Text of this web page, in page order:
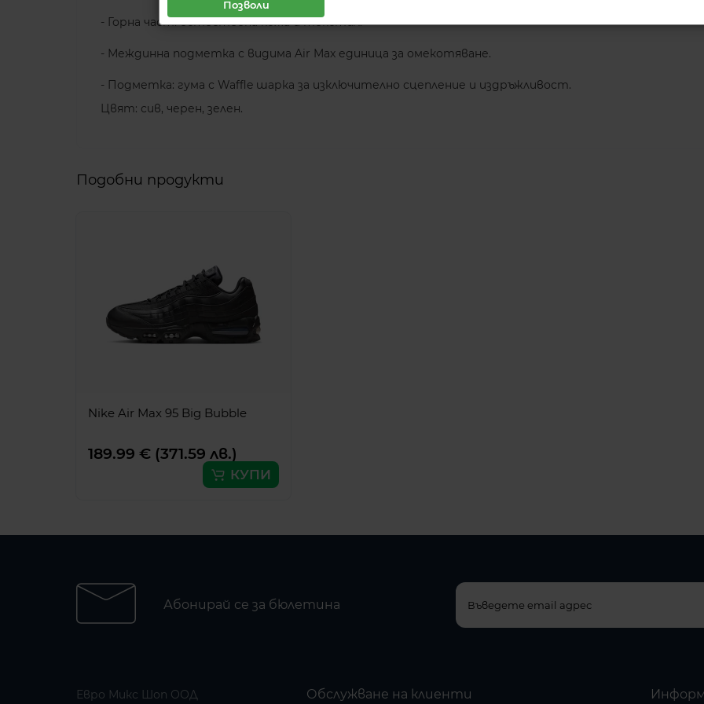
- Горна част: естествена кожа и текстил.
- Междинна подметка с видима Air Max единица за омекотяване.
- Подметка: гума с Waffle шарка за изключително сцепление и издръжливост.
Цвят: сив, черен, зелен.
Подобни продукти
Nike Air Max 95 Big Bubble
189.99 € (371.59 лв.)
КУПИ
Абонирай се за бюлетина
Евро Микс Шоп ООД Обслужване на клиенти
Позволи